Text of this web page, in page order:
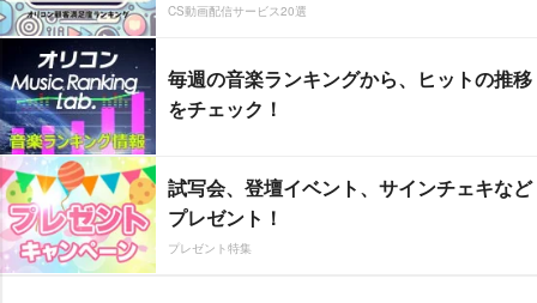
CS動画配信サービス20選
毎週の音楽ランキングから、ヒットの推移
をチェック！
試写会、登壇イベント、サインチェキなど
プレゼント！
プレゼント特集